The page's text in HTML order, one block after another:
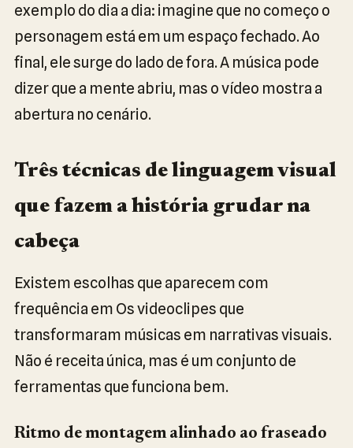
exemplo do dia a dia: imagine que no começo o
personagem está em um espaço fechado. Ao
final, ele surge do lado de fora. A música pode
dizer que a mente abriu, mas o vídeo mostra a
abertura no cenário.
Três técnicas de linguagem visual
que fazem a história grudar na
cabeça
Existem escolhas que aparecem com
frequência em Os videoclipes que
transformaram músicas em narrativas visuais.
Não é receita única, mas é um conjunto de
ferramentas que funciona bem.
Ritmo de montagem alinhado ao fraseado